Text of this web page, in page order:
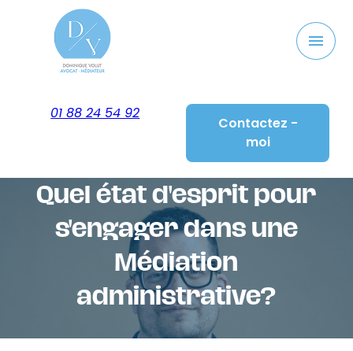
menu
01 88 24 54 92
Contactez -
moi
Quel état d'esprit pour
s'engager dans une
Médiation
administrative?
Panneau de gestion des cookies